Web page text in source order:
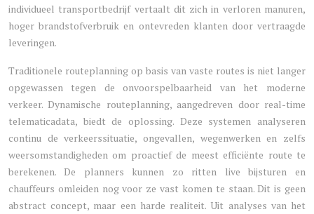
individueel transportbedrijf vertaalt dit zich in verloren manuren,
hoger brandstofverbruik en ontevreden klanten door vertraagde
leveringen.
Traditionele routeplanning op basis van vaste routes is niet langer
opgewassen tegen de onvoorspelbaarheid van het moderne
verkeer. Dynamische routeplanning, aangedreven door real-time
telematicadata, biedt de oplossing. Deze systemen analyseren
continu de verkeerssituatie, ongevallen, wegenwerken en zelfs
weersomstandigheden om proactief de meest efficiënte route te
berekenen. De planners kunnen zo ritten live bijsturen en
chauffeurs omleiden nog voor ze vast komen te staan. Dit is geen
abstract concept, maar een harde realiteit. Uit analyses van het